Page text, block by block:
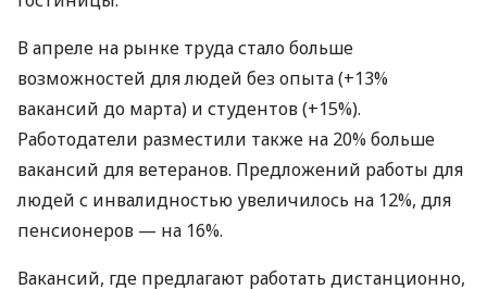
В апреле на рынке труда стало больше
возможностей для людей без опыта (+13%
вакансий до марта) и студентов (+15%).
Работодатели разместили также на 20% больше
вакансий для ветеранов. Предложений работы для
людей с инвалидностью увеличилось на 12%, для
пенсионеров — на 16%.
Вакансий, где предлагают работать дистанционно,